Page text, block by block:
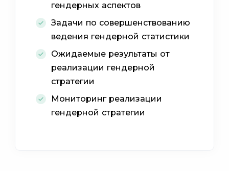
гендерных аспектов
Задачи по совершенствованию
ведения гендерной статистики
Ожидаемые результаты от
реализации гендерной
стратегии
Мониторинг реализации
гендерной стратегии